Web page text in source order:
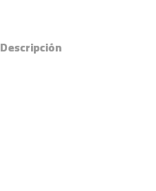
Descripción